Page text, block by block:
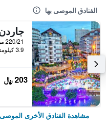
الفنادق الموصى بها
3.9 كيلومتر عن وسط المدينة
203 ﷼
مشاهدة الفنادق الأخرى الموصى